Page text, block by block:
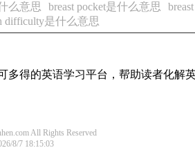
么意思 breast pocket是什么意思
difficulty是什么意思
得的英语学习平台，帮助读者化解
All Rights Reserved
8/7 18:15:03